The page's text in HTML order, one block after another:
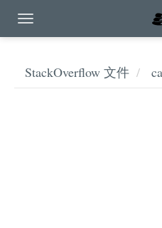
StackOverflow 文件